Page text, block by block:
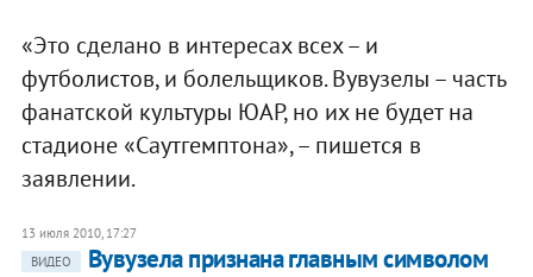
«Это сделано в интересах всех – и
футболистов, и болельщиков. Вувузелы – часть
фанатской культуры ЮАР, но их не будет на
стадионе «Саутгемптона», – пишется в
заявлении.
13 июля 2010, 17:27
ВИДЕО
Вувузела признана главным символом